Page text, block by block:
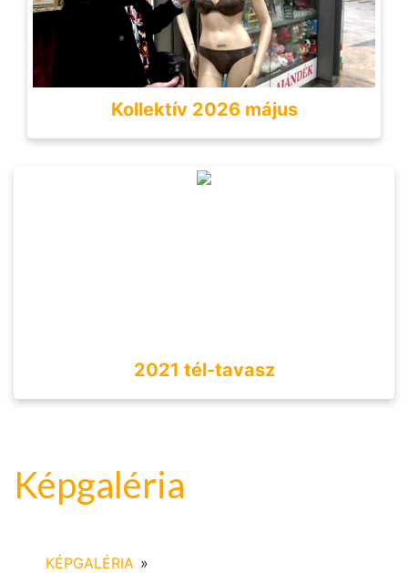
Kollektív 2026 május
2021 tél-tavasz
Képgaléria
KÉPGALÉRIA »